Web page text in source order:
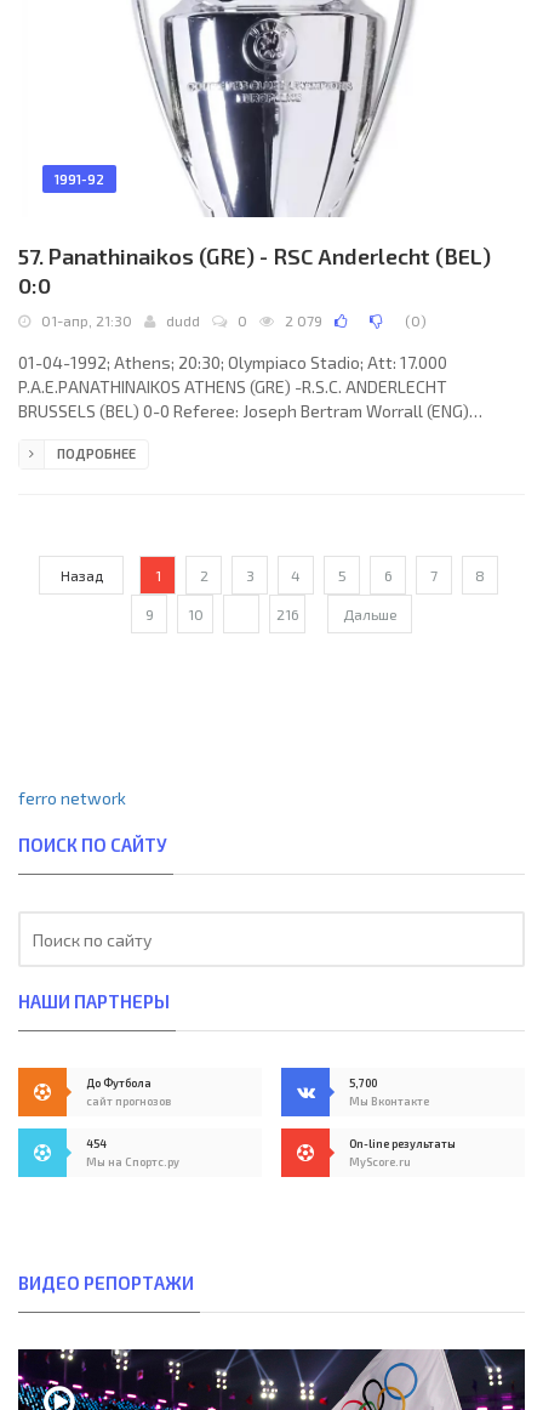
Ratković, Miodrag
1991-92
57. Panathinaikos (GRE) - RSC Anderlecht (BEL)
0:0
01-апр, 21:30 dudd 0 2 079 (0)
01-04-1992; Athens; 20:30; Olympiaco Stadio; Att: 17.000
P.A.E.PANATHINAIKOS ATHENS (GRE) -R.S.C. ANDERLECHT
BRUSSELS (BEL) 0-0 Referee: Joseph Bertram Worrall (ENG)
(coach: Vasilios Daniel): Józef Wandzik, Stratos Apostolakis,
Georgamlis (Giorgos
ПОДРОБНЕЕ
Назад 1 2 3 4 5 6 7 8
9 10 216 Дальше
ferro network
ПОИСК ПО САЙТУ
НАШИ ПАРТНЕРЫ
До Футбола
сайт прогнозов
5,700
Мы Вконтакте
454
Мы на Спортс.ру
On-line результаты
MyScore.ru
ВИДЕО РЕПОРТАЖИ